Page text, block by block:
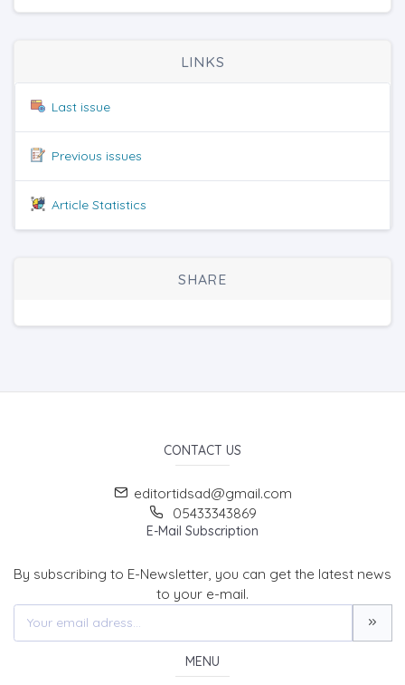
LINKS
Last issue
Previous issues
Article Statistics
SHARE
CONTACT US
editortidsad@gmail.com
05433343869
E-Mail Subscription
By subscribing to E-Newsletter, you can get the latest news
to your e-mail.
MENU